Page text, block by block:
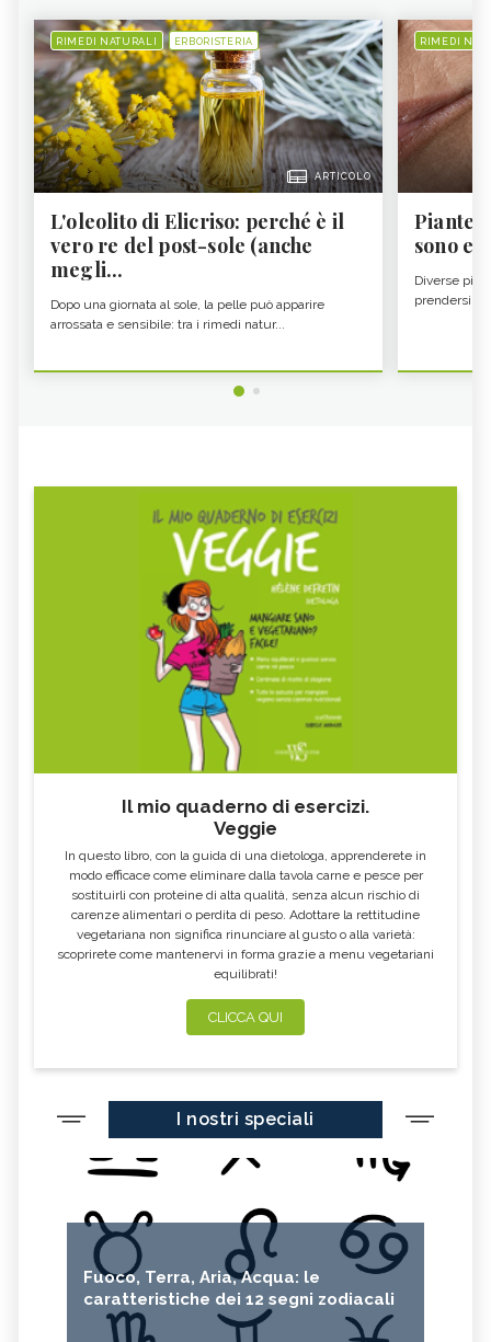
RIMEDI NATURALI ERBORISTERIA
ARTICOLO
L'oleolito di Elicriso: perché è il
vero re del post-sole (anche
megli...
Dopo una giornata al sole, la pelle può apparire
arrossata e sensibile: tra i rimedi natur...
RIMEDI
Piante
sono e
Diverse
prendersi
Il mio quaderno di esercizi.
Veggie
In questo libro, con la guida di una dietologa, apprenderete in
modo efficace come eliminare dalla tavola carne e pesce per
sostituirli con proteine di alta qualità, senza alcun rischio di
carenze alimentari o perdita di peso. Adottare la rettitudine
vegetariana non significa rinunciare al gusto o alla varietà:
scoprirete come mantenervi in forma grazie a menu vegetariani
equilibrati!
CLICCA QUI
I nostri speciali
Fuoco, Terra, Aria, Acqua: le
caratteristiche dei 12 segni zodiacali